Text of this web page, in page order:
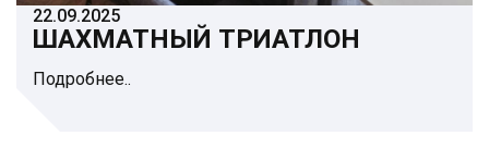
22.09.2025
ШАХМАТНЫЙ ТРИАТЛОН
Подробнее..